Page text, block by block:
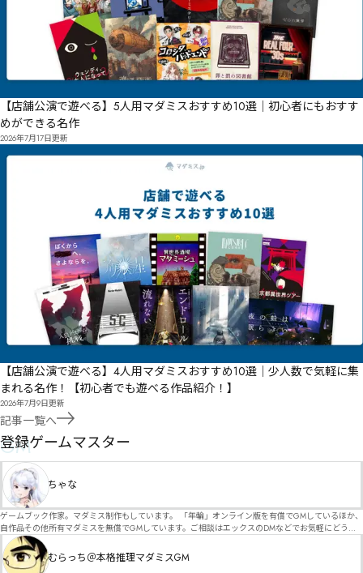
【店舗公演で遊べる】5人用マダミスおすすめ10選｜初心者にもおすす
めができる名作
2026年7月17日更新
【店舗公演で遊べる】4人用マダミスおすすめ10選｜少人数で気軽に集
まれる名作！【初心者でも遊べる作品紹介！】
2026年7月9日更新
記事一覧へ
GM
登録ゲームマスター
ちゃな
ゲームブック作家。マダミス制作もしています。 「年輪」オンライン版を有償でGMしているほか、
自作品その他所有マダミスを無償でGMしています。ご相談はエックスのDMなどでお気軽にどう
ぞ。
むらっち＠本格推理マダミスGM